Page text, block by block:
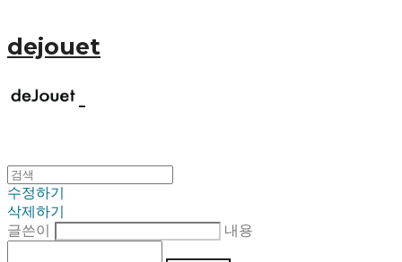
dejouet
수정하기
삭제하기
글쓴이
내용